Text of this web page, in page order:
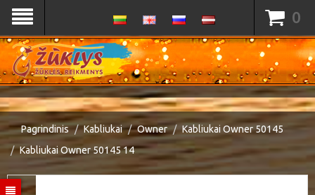
0
Pagrindinis Kabliukai Owner
Kabliukai Owner 50145
Kabliukai Owner 50145 14